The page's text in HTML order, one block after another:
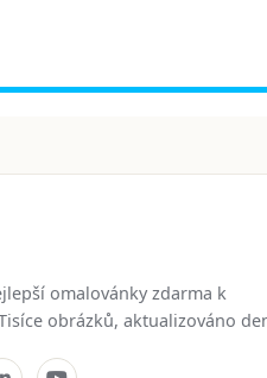
omalovánky zdarma k
obrázků, aktualizováno